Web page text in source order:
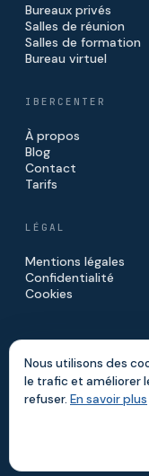
Bureaux privés
Salles de réunion
Salles de formation
Bureau virtuel
IBERCENTER
À propos
Blog
Contact
Tarifs
LÉGAL
Mentions légales
Confidentialité
Cookies
© 2026
Nous utilisons des
le trafic et améliorer
refuser. En savoir plus